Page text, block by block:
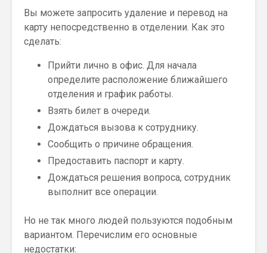
Вы можете запросить удаление и перевод на
карту непосредственно в отделении. Как это
сделать:
Прийти лично в офис. Для начала
определите расположение ближайшего
отделения и график работы.
Взять билет в очереди.
Дождаться вызова к сотруднику.
Сообщить о причине обращения.
Предоставить паспорт и карту.
Дождаться решения вопроса, сотрудник
выполнит все операции.
Но не так много людей пользуются подобным
вариантом. Перечислим его основные
недостатки: